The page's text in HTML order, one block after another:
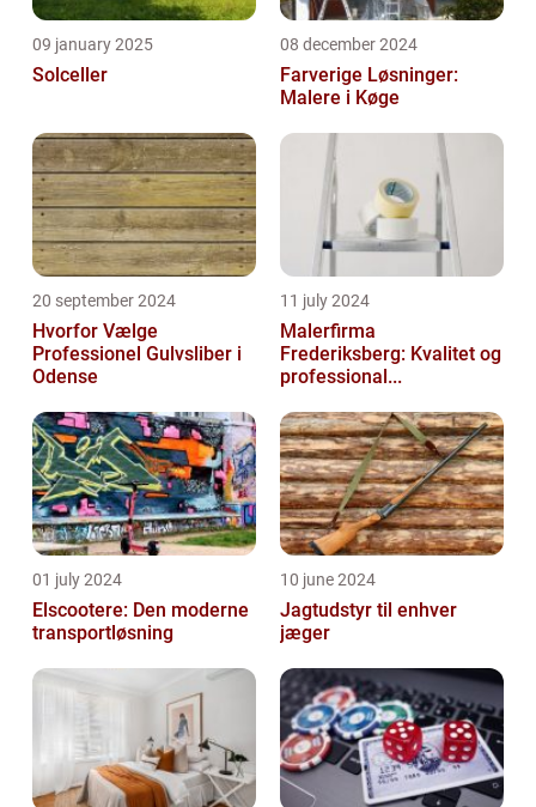
09 january 2025
Solceller
08 december 2024
Farverige Løsninger:
Malere i Køge
20 september 2024
Hvorfor Vælge
Professionel Gulvsliber i
Odense
11 july 2024
Malerfirma
Frederiksberg: Kvalitet og
professional...
01 july 2024
Elscootere: Den moderne
transportløsning
10 june 2024
Jagtudstyr til enhver
jæger